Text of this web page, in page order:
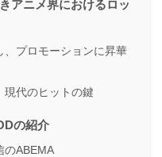
アニメ界におけるロッ
、プロモーションに昇華
現代のヒットの鍵
の紹介
のABEMA